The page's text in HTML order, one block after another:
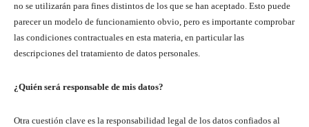
no se utilizarán para fines distintos de los que se han aceptado. Esto puede
parecer un modelo de funcionamiento obvio, pero es importante comprobar
las condiciones contractuales en esta materia, en particular las
descripciones del tratamiento de datos personales.
¿Quién será responsable de mis datos?
Otra cuestión clave es la responsabilidad legal de los datos confiados al